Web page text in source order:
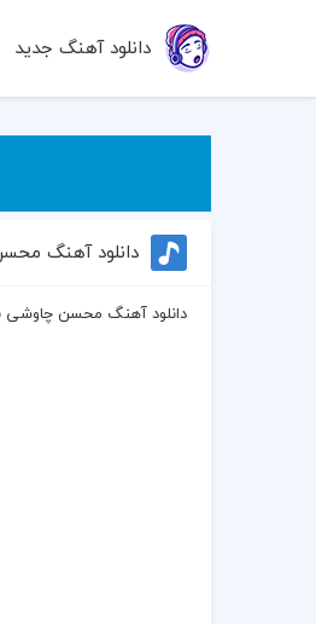
دانلود آهنگ جدید
دانلود آهنگ
دانلود آهنگ محسن چاوشی